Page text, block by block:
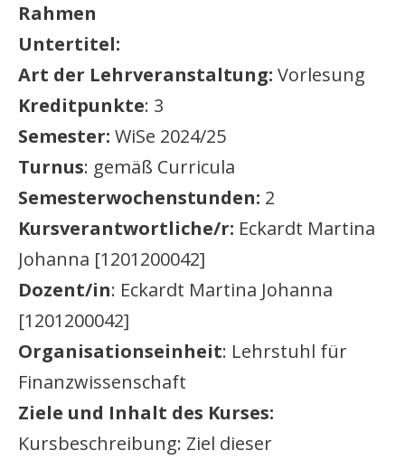
Rahmen
Untertitel:
Art der Lehrveranstaltung: Vorlesung
Kreditpunkte: 3
Semester: WiSe 2024/25
Turnus: gemäß Curricula
Semesterwochenstunden: 2
Kursverantwortliche/r: Eckardt Martina
Johanna [1201200042]
Dozent/in: Eckardt Martina Johanna
[1201200042]
Organisationseinheit: Lehrstuhl für
Finanzwissenschaft
Ziele und Inhalt des Kurses:
Kursbeschreibung: Ziel dieser